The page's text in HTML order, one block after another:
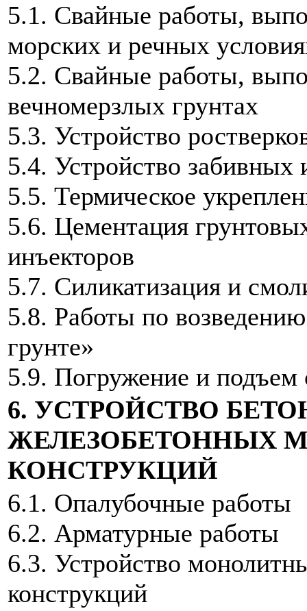
5.1. Свайные работы,
морских и речных
5.2. Свайные работы,
вечномерзлых грунтах
5.3. Устройство
5.4. Устройство забивных
5.5. Термическое
5.6. Цементация
инъекторов
5.7. Силикатизация и
5.8. Работы по
грунте»
5.9. Погружение и
6. УСТРОЙСТВО
ЖЕЛЕЗОБЕТОННЫХ
КОНСТРУКЦИЙ
6.1. Опалубочные работы
6.2. Арматурные работы
6.3. Устройство
конструкций